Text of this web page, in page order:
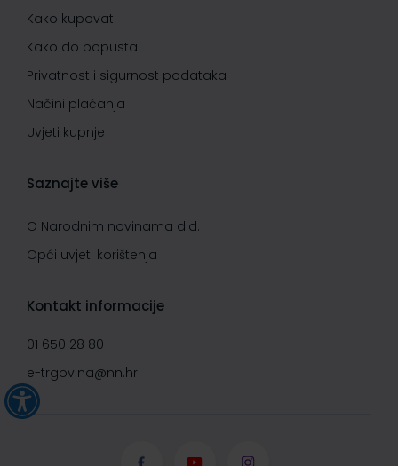
Kako kupovati
Kako do popusta
Privatnost i sigurnost podataka
Načini plaćanja
Uvjeti kupnje
Saznajte više
O Narodnim novinama d.d.
Opći uvjeti korištenja
Kontakt informacije
01 650 28 80
e-trgovina@nn.hr